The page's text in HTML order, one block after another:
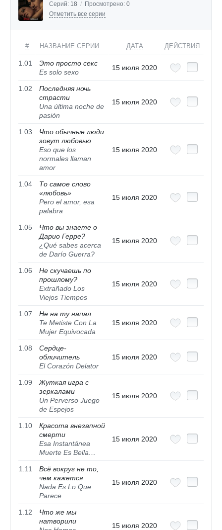
Серий: 18 / Просмотрено: 0
Отметить все серии
# НАЗВАНИЕ СЕРИИ ДАТА ДЕЙСТВИЯ
1.01
Это просто секс
Es solo sexo
15 июля 2020
1.02
Последняя ночь
страсти
Una última noche de
pasión
15 июля 2020
1.03
Что обычные люди
зовут любовью
Eso que los
normales llaman
amor
15 июля 2020
1.04
То самое слово
«любовь»
Pero el amor, esa
palabra
15 июля 2020
1.05
Что вы знаете о
Дарио Герре?
¿Qué sabes acerca
de Darío Guerra?
15 июля 2020
1.06
Не скучаешь по
прошлому?
Extrañado Los
Viejos Tiempos
15 июля 2020
1.07
Не на ту напал
Te Metiste Con La
Mujer Equivocada
15 июля 2020
1.08
Сердце-
обличитель
El Corazón Delator
15 июля 2020
1.09
Жуткая игра с
зеркалами
Un Perverso Juego
de Espejos
15 июля 2020
1.10
Красота внезапной
смерти
Esa Instantánea
Muerte Es Bella…
15 июля 2020
1.11
Всё вокруг не то,
чем кажется
Nada Es Lo Que
Parece
15 июля 2020
1.12
Что же мы
натворили
15 июля 2020